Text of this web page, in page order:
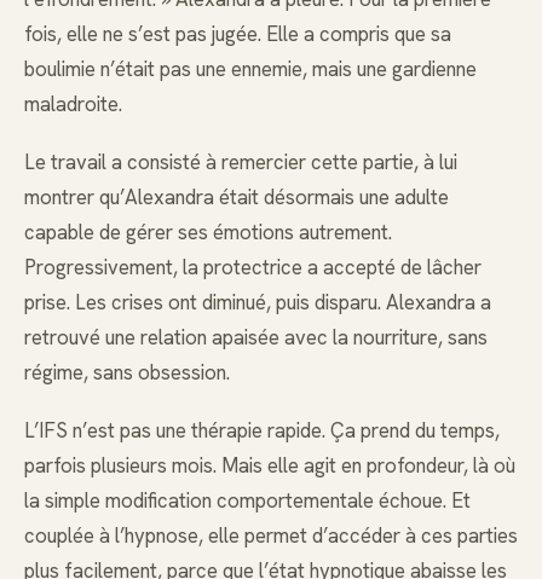
fois, elle ne s’est pas jugée. Elle a compris que sa
boulimie n’était pas une ennemie, mais une gardienne
maladroite.
Le travail a consisté à remercier cette partie, à lui
montrer qu’Alexandra était désormais une adulte
capable de gérer ses émotions autrement.
Progressivement, la protectrice a accepté de lâcher
prise. Les crises ont diminué, puis disparu. Alexandra a
retrouvé une relation apaisée avec la nourriture, sans
régime, sans obsession.
L’IFS n’est pas une thérapie rapide. Ça prend du temps,
parfois plusieurs mois. Mais elle agit en profondeur, là où
la simple modification comportementale échoue. Et
couplée à l’hypnose, elle permet d’accéder à ces parties
plus facilement, parce que l’état hypnotique abaisse les